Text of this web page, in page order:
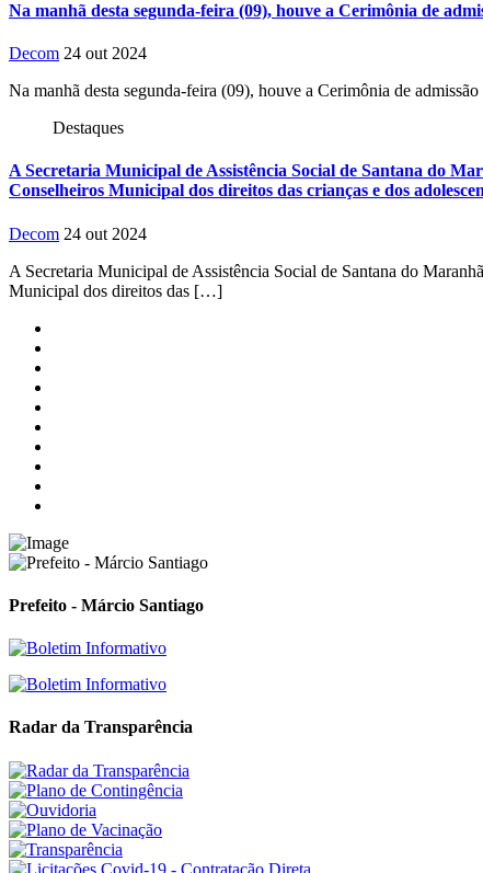
Na manhã desta segunda-feira (09), houve a Cerimônia de
Decom 24 out 2024
Na manhã desta segunda-feira (09), houve a Cerimônia de
Destaques
A Secretaria Municipal de Assistência Social de Santana do
Conselheiros Municipal dos direitos das crianças e dos
Decom 24 out 2024
A Secretaria Municipal de Assistência Social de Santana do
Municipal dos direitos das […]
Prefeito - Márcio Santiago
Radar da Transparência